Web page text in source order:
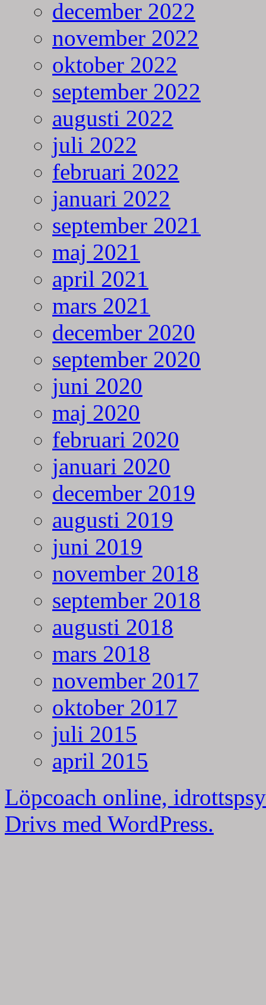
december 2022
november 2022
oktober 2022
september 2022
augusti 2022
juli 2022
februari 2022
januari 2022
september 2021
maj 2021
april 2021
mars 2021
december 2020
september 2020
juni 2020
maj 2020
februari 2020
januari 2020
december 2019
augusti 2019
juni 2019
november 2018
september 2018
augusti 2018
mars 2018
november 2017
oktober 2017
juli 2015
april 2015
Löpcoach online,
Drivs med WordPress.